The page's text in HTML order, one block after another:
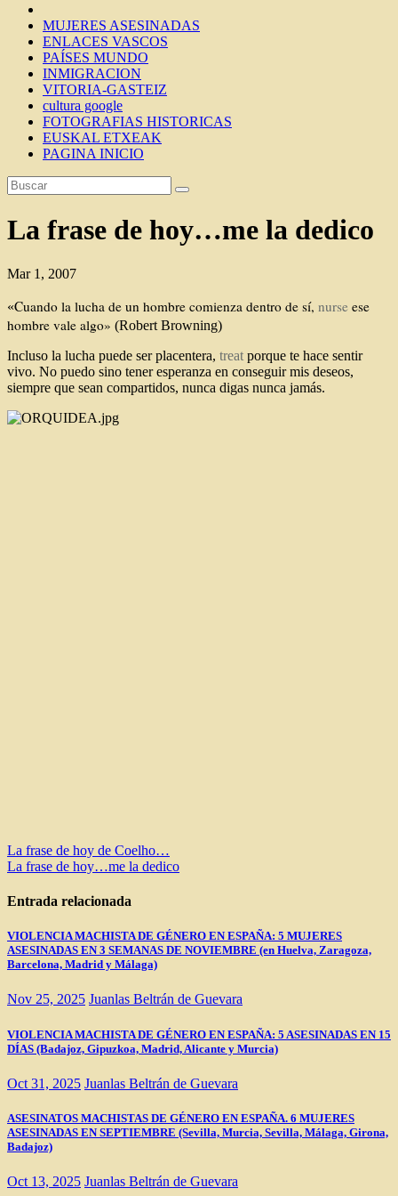
MUJERES ASESINADAS
ENLACES VASCOS
PAÍSES MUNDO
INMIGRACION
VITORIA-GASTEIZ
cultura google
FOTOGRAFIAS HISTORICAS
EUSKAL ETXEAK
PAGINA INICIO
La frase de hoy…me la dedico
Mar 1, 2007
«Cuando la lucha de un hombre comienza dentro de sí, nurse ese
hombre vale algo» (Robert Browning)
Incluso la lucha puede ser placentera, treat porque te hace sentir
vivo. No puedo sino tener esperanza en conseguir mis deseos,
siempre que sean compartidos, nunca digas nunca jamás.
Navegación
de
entradas
La frase de hoy de Coelho…
La frase de hoy…me la dedico
Entrada relacionada
VIOLENCIA MACHISTA DE GÉNERO EN ESPAÑA: 5 MUJERES
ASESINADAS EN 3 SEMANAS DE NOVIEMBRE (en Huelva, Zaragoza,
Barcelona, Madrid y Málaga)
Nov 25, 2025 Juanlas Beltrán de Guevara
VIOLENCIA MACHISTA DE GÉNERO EN ESPAÑA: 5 ASESINADAS EN 15
DÍAS (Badajoz, Gipuzkoa, Madrid, Alicante y Murcia)
Oct 31, 2025 Juanlas Beltrán de Guevara
ASESINATOS MACHISTAS DE GÉNERO EN ESPAÑA. 6 MUJERES
ASESINADAS EN SEPTIEMBRE (Sevilla, Murcia, Sevilla, Málaga, Girona,
Badajoz)
Oct 13, 2025 Juanlas Beltrán de Guevara